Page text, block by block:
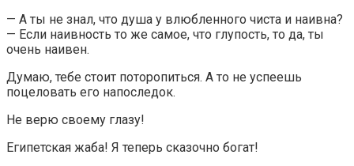
— А ты не знал, что душа у влюбленного чиста и наивна?
— Если наивность то же самое, что глупость, то да, ты
очень наивен.
Думаю, тебе стоит поторопиться. А то не успеешь
поцеловать его напоследок.
Не верю своему глазу!
Египетская жаба! Я теперь сказочно богат!